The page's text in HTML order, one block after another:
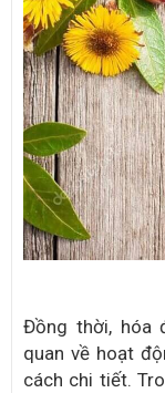
Đồng thời, hóa
quan về hoạt
cách chi tiết.